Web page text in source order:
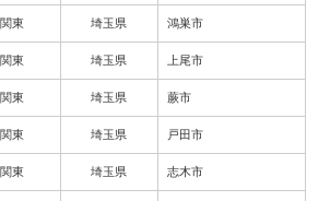
関東 埼玉県 鴻巣市
関東 埼玉県 上尾市
関東 埼玉県 蕨市
関東 埼玉県 戸田市
関東 埼玉県 志木市